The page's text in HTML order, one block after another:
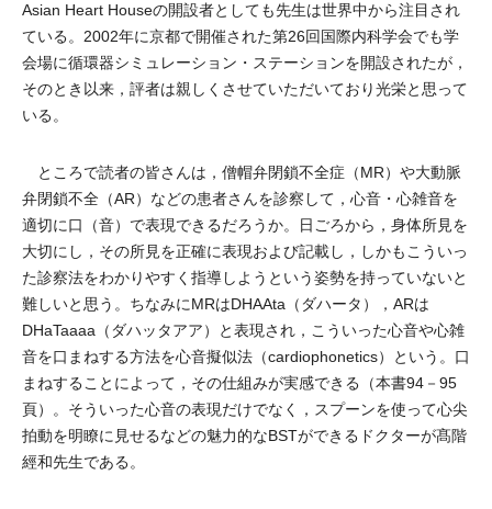
Asian Heart Houseの開設者としても先生は世界中から注目され
ている。2002年に京都で開催された第26回国際内科学会でも学
会場に循環器シミュレーション・ステーションを開設されたが，
そのとき以来，評者は親しくさせていただいており光栄と思って
いる。
ところで読者の皆さんは，僧帽弁閉鎖不全症（MR）や大動脈
弁閉鎖不全（AR）などの患者さんを診察して，心音・心雑音を
適切に口（音）で表現できるだろうか。日ごろから，身体所見を
大切にし，その所見を正確に表現および記載し，しかもこういっ
た診察法をわかりやすく指導しようという姿勢を持っていないと
難しいと思う。ちなみにMRはDHAAta（ダハータ），ARは
DHaTaaaa（ダハッタアア）と表現され，こういった心音や心雑
音を口まねする方法を心音擬似法（cardiophonetics）という。口
まねすることによって，その仕組みが実感できる（本書94－95
頁）。そういった心音の表現だけでなく，スプーンを使って心尖
拍動を明瞭に見せるなどの魅力的なBSTができるドクターが髙階
經和先生である。